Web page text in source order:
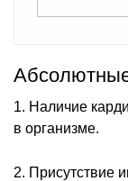
1. Наличие
в организме.
2. Присутствие